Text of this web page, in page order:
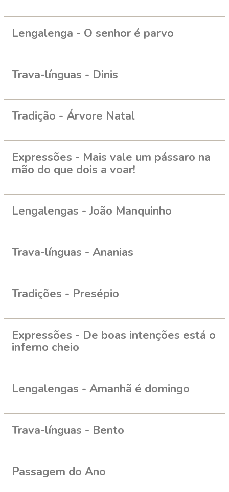
Lengalenga - O senhor é parvo
Trava-línguas - Dinis
Tradição - Árvore Natal
Expressões - Mais vale um pássaro na
mão do que dois a voar!
Lengalengas - João Manquinho
Trava-línguas - Ananias
Tradições - Presépio
Expressões - De boas intenções está o
inferno cheio
Lengalengas - Amanhã é domingo
Trava-línguas - Bento
Passagem do Ano